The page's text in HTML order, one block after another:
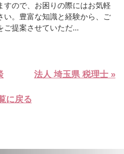
すので、お困りの際にはお気軽
い。豊富な知識と経験から、ご
ご提案させていただ...
法人 埼玉県 税理士 »
に戻る